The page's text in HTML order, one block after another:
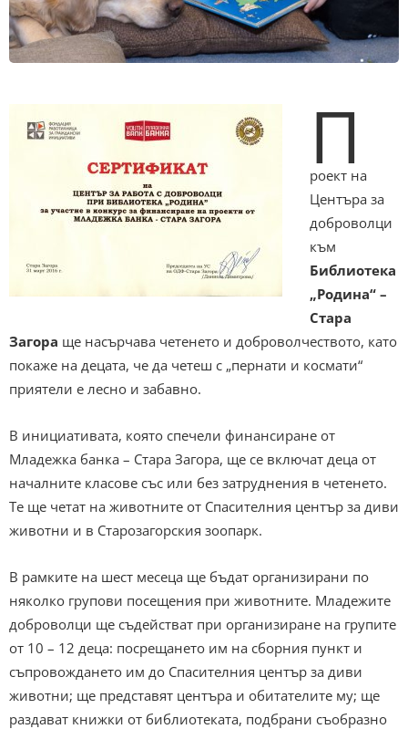
П
роект на
Центъра за
доброволци
към
Библиотека
„Родина“ –
Стара
Загора ще насърчава четенето и доброволчеството, като
покаже на децата, че да четеш с „пернати и космати“
приятели е лесно и забавно.
В инициативата, която спечели финансиране от
Младежка банка – Стара Загора, ще се включат деца от
началните класове със или без затруднения в четенето.
Те ще четат на животните от Спасителния център за диви
животни и в Старозагорския зоопарк.
В рамките на шест месеца ще бъдат организирани по
няколко групови посещения при животните. Младежите
доброволци ще съдействат при организиране на групите
от 10 – 12 деца: посрещането им на сборния пункт и
съпровождането им до Спасителния център за диви
животни; ще представят центъра и обитателите му; ще
раздават книжки от библиотеката, подбрани съобразно